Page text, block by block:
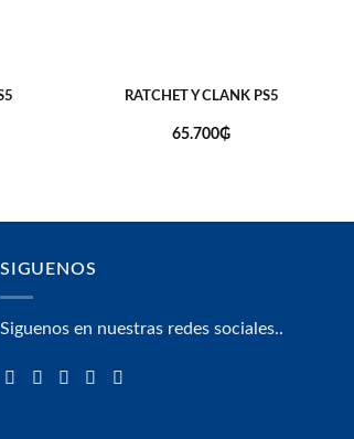
RATCHET Y CLANK PS5
65.700₲
SIGUENOS
Siguenos en nuestras redes sociales..